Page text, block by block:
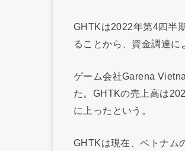
GHTKは2022年第4四半
ることから、資金調達に
ゲーム会社Garena
た。GHTKの売上高は
に上ったという。
GHTKは現在、ベトナム